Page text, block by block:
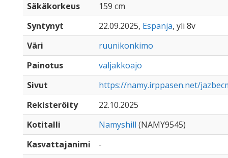
Säkäkorkeus
159 cm
Syntynyt
22.09.2025, Espanja, yli 8v
Väri
ruunikonkimo
Painotus
valjakkoajo
Sivut
https://namy.irppasen.net/
Rekisteröity
22.10.2025
Kotitalli
Namyshill (NAMY9545)
Kasvattajanimi
-